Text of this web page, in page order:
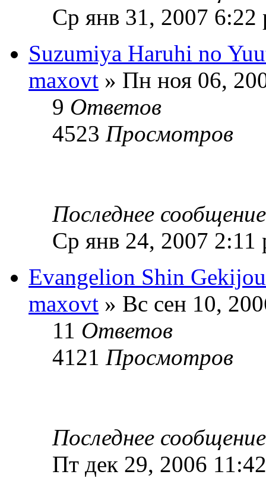
Ср янв 31, 2007 6:22
Suzumiya Haruhi no
maxovt » Пн ноя 06,
9 Ответов
4523 Просмотров
Последнее
Ср янв 24, 2007 2:11
Evangelion Shin
maxovt » Вс сен 10,
11 Ответов
4121 Просмотров
Последнее
Пт дек 29, 2006